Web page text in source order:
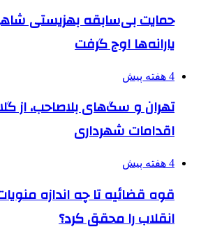
حمایت بی‌سابقه بهزیستی
یارانه‌ها اوج گرفت
4 هفته پیش
تهران و سگ‌های بلاصاحب، از
اقدامات شهرداری
4 هفته پیش
قوه قضائیه تا چه اندازه
انقلاب را محقق کرد؟